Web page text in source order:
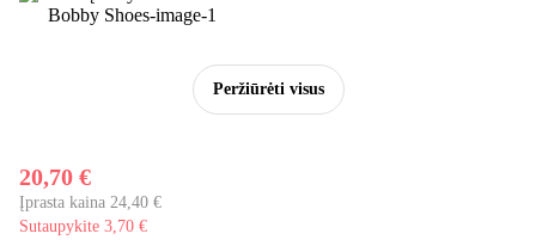
Peržiūrėti visus
20,70 €
Įprasta kaina 24,40 €
Sutaupykite 3,70 €